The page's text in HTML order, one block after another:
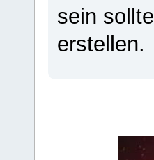
sein
erstellen.